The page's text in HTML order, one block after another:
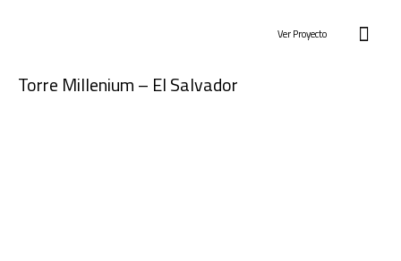
Ver Proyecto
Torre Millenium – El Salvador